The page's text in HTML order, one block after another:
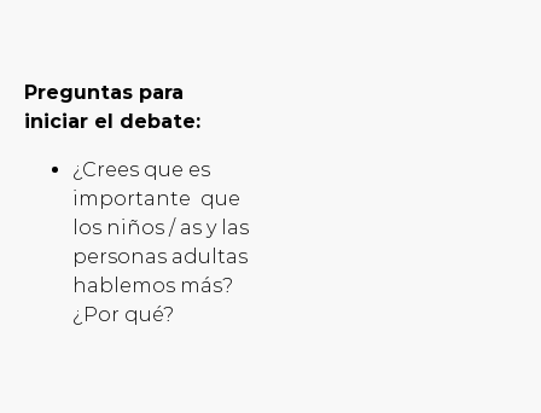
Preguntas para
iniciar el debate:
¿Crees que es
importante que
los niños / as y las
personas adultas
hablemos más?
¿Por qué?